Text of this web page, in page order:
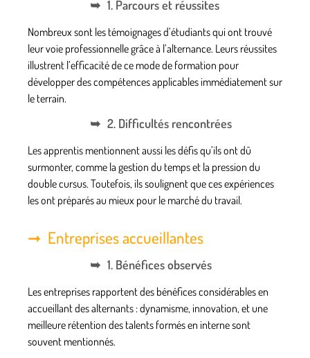
1. Parcours et réussites
Nombreux sont les témoignages d’étudiants qui ont trouvé
leur voie professionnelle grâce à l’alternance. Leurs réussites
illustrent l’efficacité de ce mode de formation pour
développer des compétences applicables immédiatement sur
le terrain.
2. Difficultés rencontrées
Les apprentis mentionnent aussi les défis qu’ils ont dû
surmonter, comme la gestion du temps et la pression du
double cursus. Toutefois, ils soulignent que ces expériences
les ont préparés au mieux pour le marché du travail.
Entreprises accueillantes
1. Bénéfices observés
Les entreprises rapportent des bénéfices considérables en
accueillant des alternants : dynamisme, innovation, et une
meilleure rétention des talents formés en interne sont
souvent mentionnés.